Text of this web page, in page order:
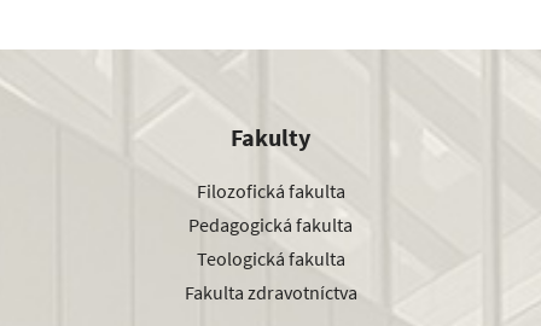
Fakulty
Filozofická fakulta
Pedagogická fakulta
Teologická fakulta
Fakulta zdravotníctva